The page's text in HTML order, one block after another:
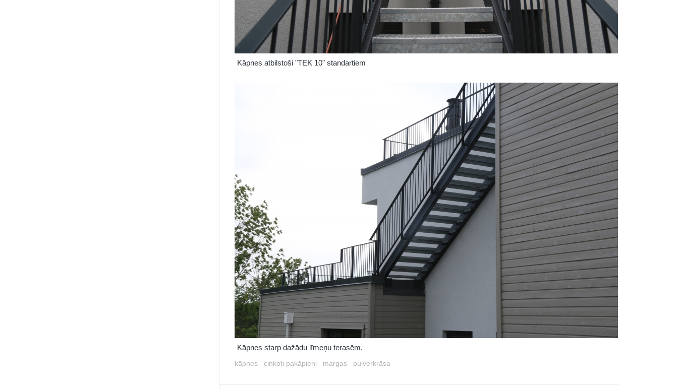
Kāpnes atbilstoši "TEK 10" standartiem
Kāpnes starp dažādu līmeņu terasēm.
kāpnes cinkoti pakāpieni margas pulverkrāsa